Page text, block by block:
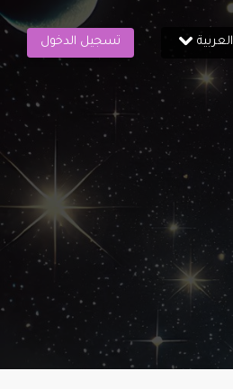
العربية تسجيل الدخول